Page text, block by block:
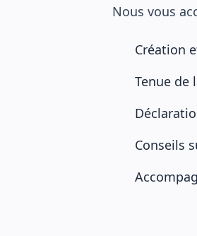
Nous vous
Création
Tenue de
Conseils